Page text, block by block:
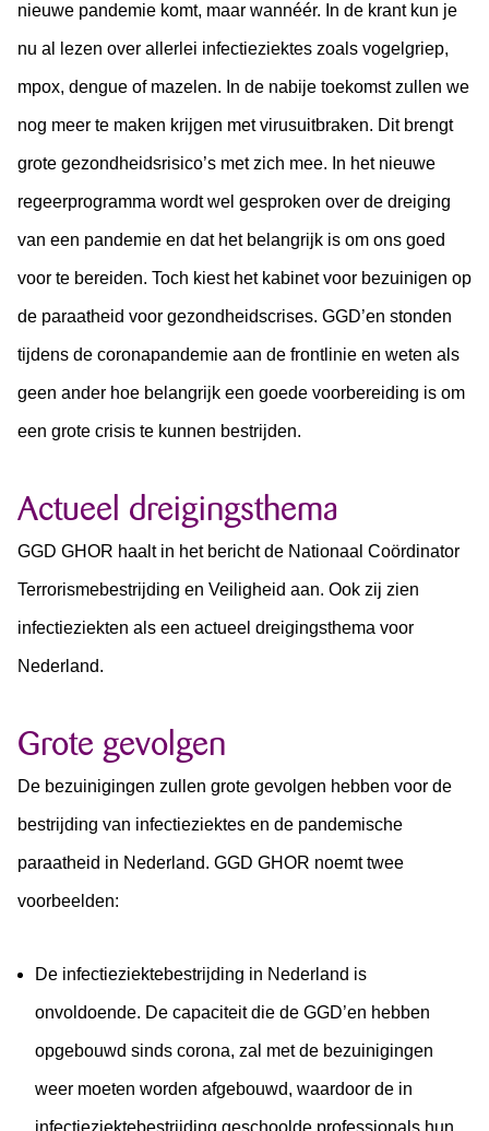
nieuwe pandemie komt, maar wannéér. In de krant kun je
nu al lezen over allerlei infectieziektes zoals vogelgriep,
mpox, dengue of mazelen. In de nabije toekomst zullen we
nog meer te maken krijgen met virusuitbraken. Dit brengt
grote gezondheidsrisico’s met zich mee. In het nieuwe
regeerprogramma wordt wel gesproken over de dreiging
van een pandemie en dat het belangrijk is om ons goed
voor te bereiden. Toch kiest het kabinet voor bezuinigen op
de paraatheid voor gezondheidscrises. GGD’en stonden
tijdens de coronapandemie aan de frontlinie en weten als
geen ander hoe belangrijk een goede voorbereiding is om
een grote crisis te kunnen bestrijden.
Actueel dreigingsthema
GGD GHOR haalt in het bericht de Nationaal Coördinator
Terrorismebestrijding en Veiligheid aan. Ook zij zien
infectieziekten als een actueel dreigingsthema voor
Nederland.
Grote gevolgen
De bezuinigingen zullen grote gevolgen hebben voor de
bestrijding van infectieziektes en de pandemische
paraatheid in Nederland. GGD GHOR noemt twee
voorbeelden:
De infectieziektebestrijding in Nederland is
onvoldoende. De capaciteit die de GGD’en hebben
opgebouwd sinds corona, zal met de bezuinigingen
weer moeten worden afgebouwd, waardoor de in
infectieziektebestrijding geschoolde professionals hun